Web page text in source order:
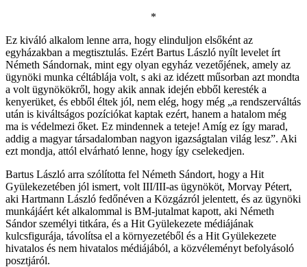
*
Ez kiváló alkalom lenne arra, hogy elinduljon elsőként az
egyházakban a megtisztulás. Ezért Bartus László nyílt levelet írt
Németh Sándornak, mint egy olyan egyház vezetőjének, amely az
ügynöki munka céltáblája volt, s aki az idézett műsorban azt mondta
a volt ügynökökről, hogy akik annak idején ebből keresték a
kenyerüket, és ebből éltek jól, nem elég, hogy még „a rendszerváltás
után is kiváltságos pozíciókat kaptak ezért, hanem a hatalom még
ma is védelmezi őket. Ez mindennek a teteje! Amíg ez így marad,
addig a magyar társadalomban nagyon igazságtalan világ lesz”. Aki
ezt mondja, attól elvárható lenne, hogy így cselekedjen.
Bartus László arra szólította fel Németh Sándort, hogy a Hit
Gyülekezetében jól ismert, volt III/III-as ügynököt, Morvay Pétert,
aki Hartmann László fedőnéven a Közgázról jelentett, és az ügynöki
munkájáért két alkalommal is BM-jutalmat kapott, aki Németh
Sándor személyi titkára, és a Hit Gyülekezete médiájának
kulcsfigurája, távolítsa el a környezetéből és a Hit Gyülekezete
hivatalos és nem hivatalos médiájából, a közvéleményt befolyásoló
posztjáról.